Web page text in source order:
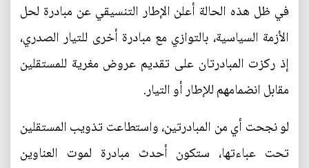
في ظل هذه الحالة أعلن الإطار التنسيقي عن مبادرة لحل
الأزمة السياسية، بالتوازي مع مبادرة أخرى للتيار الصدري،
إذ ركزت المبادرتان على تقديم عروض مغرية للمستقلين
مقابل انضمامهم للإطار أو التيار.
لو نجحت أي من المبادرتين، واستطاعت تذويب المستقلين
تحت عباءتها، ستكون أحدث مبادرة لموت العناوين